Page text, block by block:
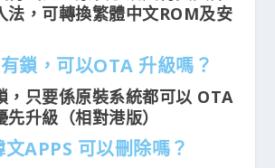
法，可轉換繁體中文ROM及安
鎖，可以OTA 升級嗎？
，只要係原裝系統都可以 OTA
升級（相對港版）
APPS 可以刪除嗎？